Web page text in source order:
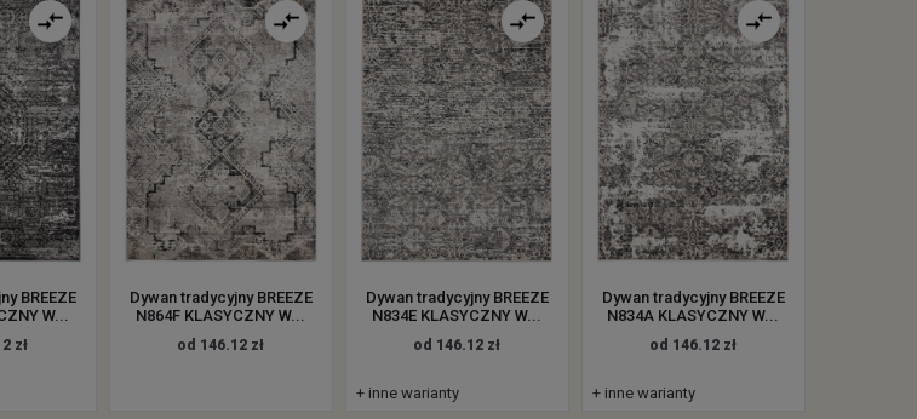
BREEZE
W...
zł
Dywan tradycyjny BREEZE
N864F KLASYCZNY W...
od 146.12 zł
Dywan tradycyjny BREEZE
N834E KLASYCZNY W...
od 146.12 zł
+ inne warianty
Dywan tradycyjny BREEZE
N834A KLASYCZNY W...
od 146.12 zł
+ inne warianty